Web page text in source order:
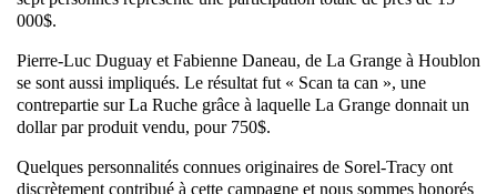
000$.
Pierre-Luc Duguay et Fabienne Daneau, de La Grange à Houblon
se sont aussi impliqués. Le résultat fut « Scan ta can », une
contrepartie sur La Ruche grâce à laquelle La Grange donnait un
dollar par produit vendu, pour 750$.
Quelques personnalités connues originaires de Sorel-Tracy ont
discrètement contribué à cette campagne et nous sommes honorés